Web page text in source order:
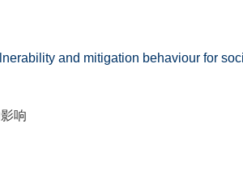
and mitigation behaviour for
响